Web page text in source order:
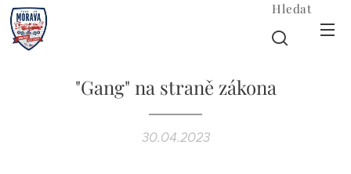
Hledat
"Gang" na straně zákona
30.04.2023